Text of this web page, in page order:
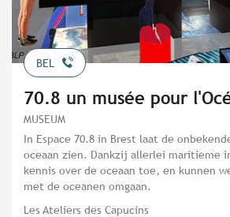
BEL
70.8 un musée pour
MUSEUM
In Espace 70.8 in Brest laat de
oceaan zien. Dankzij allerlei maritieme
kennis over de oceaan toe, en kunnen
met de oceanen omgaan.
Les Ateliers des Capucins